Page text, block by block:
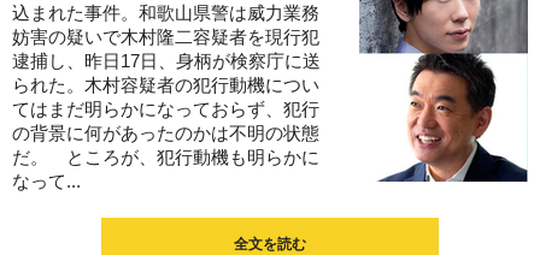
込まれた事件。和歌山県警は威力業務
妨害の疑いで木村隆二容疑者を現行犯
逮捕し、昨日17日、身柄が検察庁に送
られた。木村容疑者の犯行動機につい
てはまだ明らかになっておらず、犯行
の背景に何があったのかは不明の状態
だ。 ところが、犯行動機も明らかに
なって...
全文を読む